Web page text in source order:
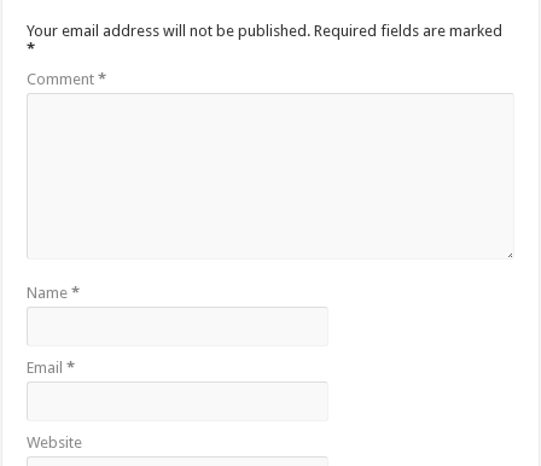
Your email address will not be published. Required fields are marked
*
Comment*
Name*
Email*
Website